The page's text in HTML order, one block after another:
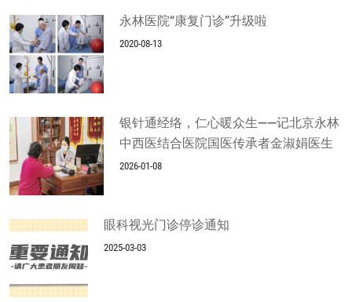
永林医院“康复门诊”升级啦
2020-08-13
银针通经络，仁心暖众生——记北京永林
中西医结合医院国医传承者金淑娟医生
2026-01-08
眼科视光门诊停诊通知
2025-03-03